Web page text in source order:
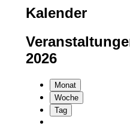
Kalender
2026
Monat
Woche
Tag